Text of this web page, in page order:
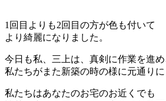
1回目よりも2回目の方が色も付いて
より綺麗になりました。
今日も私、三上は、真剣に作業を進め
私たちがまた新築の時の様に元通りに
私たちはあなたのお宅のお近くでも